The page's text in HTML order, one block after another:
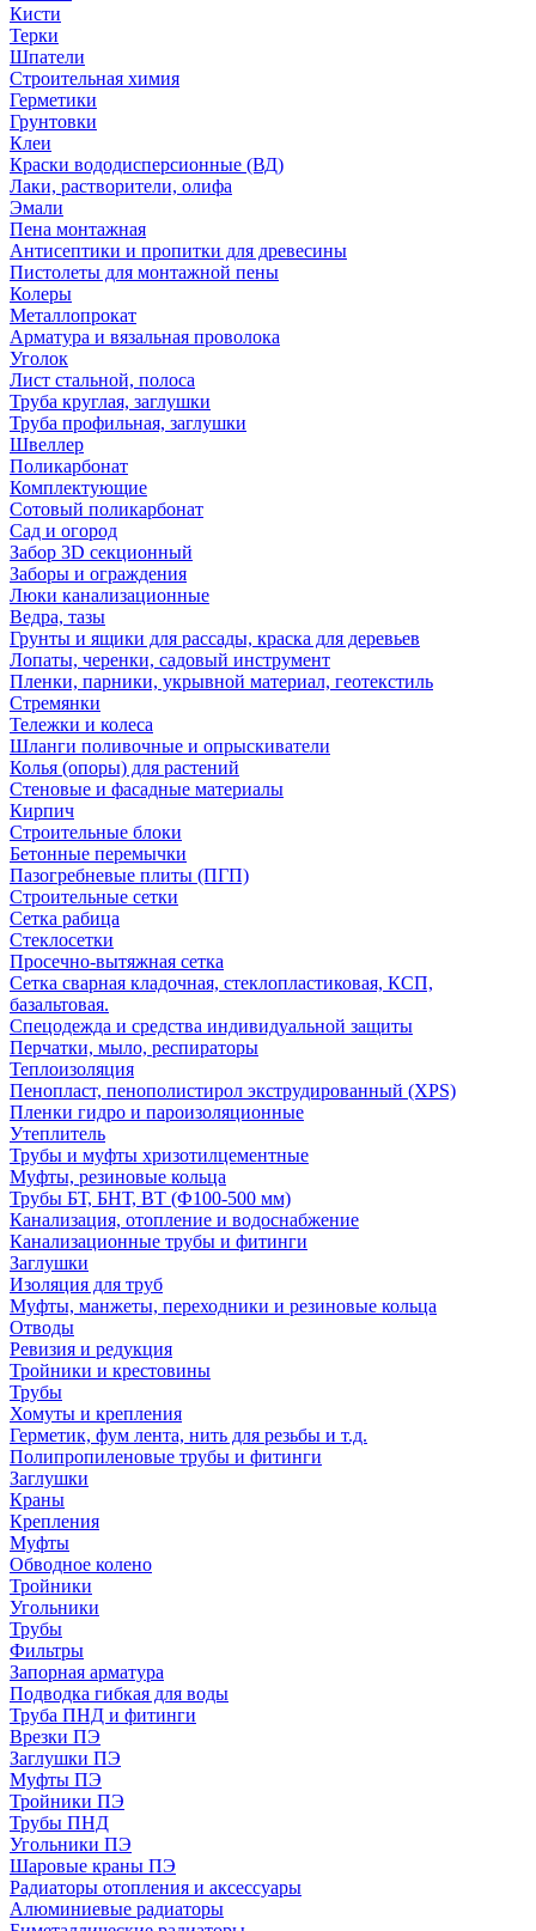
Кисти
Терки
Шпатели
Строительная химия
Герметики
Грунтовки
Клеи
Краски вододисперсионные (ВД)
Лаки, растворители, олифа
Эмали
Пена монтажная
Антисептики и пропитки для древесины
Пистолеты для монтажной пены
Колеры
Металлопрокат
Арматура и вязальная проволока
Уголок
Лист стальной, полоса
Труба круглая, заглушки
Труба профильная, заглушки
Швеллер
Поликарбонат
Комплектующие
Сотовый поликарбонат
Сад и огород
Забор 3D секционный
Заборы и ограждения
Люки канализационные
Ведра, тазы
Грунты и ящики для рассады, краска для деревьев
Лопаты, черенки, садовый инструмент
Пленки, парники, укрывной материал, геотекстиль
Стремянки
Тележки и колеса
Шланги поливочные и опрыскиватели
Колья (опоры) для растений
Стеновые и фасадные материалы
Кирпич
Строительные блоки
Бетонные перемычки
Пазогребневые плиты (ПГП)
Строительные сетки
Сетка рабица
Стеклосетки
Просечно-вытяжная сетка
Сетка сварная кладочная, стеклопластиковая, КСП,
базальтовая.
Спецодежда и средства индивидуальной защиты
Перчатки, мыло, респираторы
Теплоизоляция
Пенопласт, пенополистирол экструдированный (XPS)
Пленки гидро и пароизоляционные
Утеплитель
Трубы и муфты хризотилцементные
Муфты, резиновые кольца
Трубы БТ, БНТ, ВТ (Ф100-500 мм)
Канализация, отопление и водоснабжение
Канализационные трубы и фитинги
Заглушки
Изоляция для труб
Муфты, манжеты, переходники и резиновые кольца
Отводы
Ревизия и редукция
Тройники и крестовины
Трубы
Хомуты и крепления
Герметик, фум лента, нить для резьбы и т.д.
Полипропиленовые трубы и фитинги
Заглушки
Краны
Крепления
Муфты
Обводное колено
Тройники
Угольники
Трубы
Фильтры
Запорная арматура
Подводка гибкая для воды
Труба ПНД и фитинги
Врезки ПЭ
Заглушки ПЭ
Муфты ПЭ
Тройники ПЭ
Трубы ПНД
Угольники ПЭ
Шаровые краны ПЭ
Радиаторы отопления и аксессуары
Алюминиевые радиаторы